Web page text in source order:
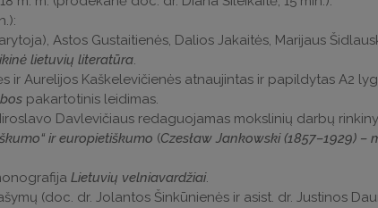
Astos Gustaitienės, Dalios Jakaitės, Marijaus
lietuvių literatūra.
ir Aurelijos Kaškelevičienės atnaujintas ir papildytas A2
pakartotinis leidimas.
Davlevičiaus redaguojamas mokslinių darbų
ir europietiškumo (Czesław Jankowski (1857–1929) –
Lietuvių velniavardžiai.
(doc. dr. Jolantos Šinkūnienės ir asist. dr. Justinos